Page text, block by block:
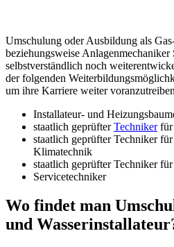
Umschulung oder Ausbildung als
beziehungsweise
selbstverständlich noch
der folgenden
um ihre Karriere weiter
Installateur- und
staatlich geprüfterTechnikerfür
staatlich geprüfter Techniker
Klimatechnik
staatlich geprüfter Techniker
Servicetechniker
Wo findet man
und